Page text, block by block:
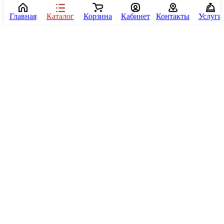
Главная Каталог Корзина Кабинет Контакты Услуги